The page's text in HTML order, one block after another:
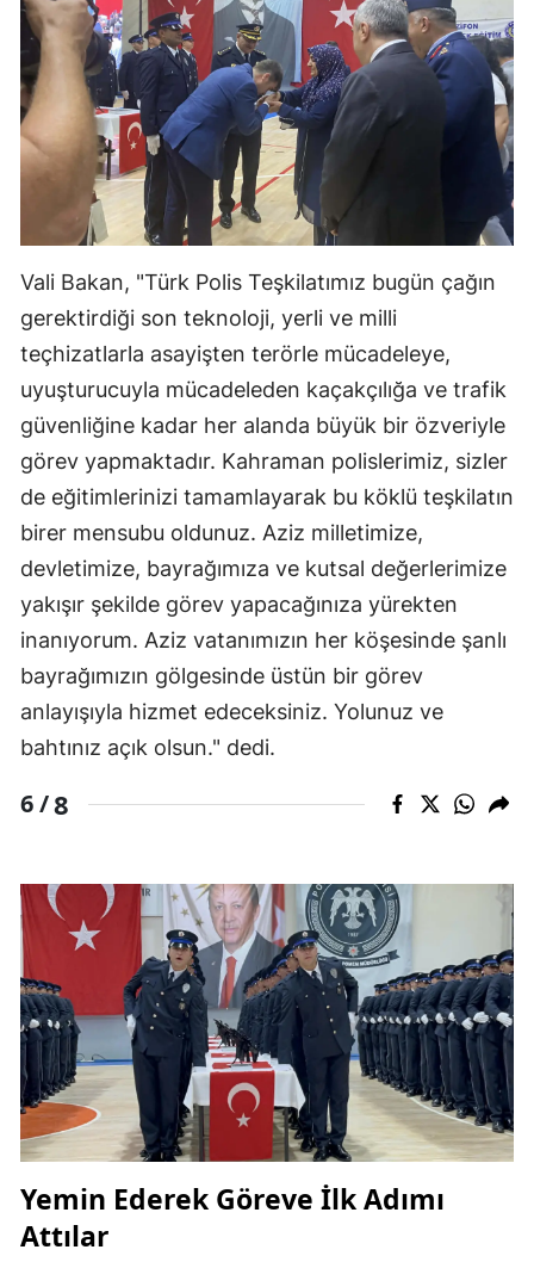
Vali Bakan, "Türk Polis Teşkilatımız bugün çağın
gerektirdiği son teknoloji, yerli ve milli
teçhizatlarla asayişten terörle mücadeleye,
uyuşturucuyla mücadeleden kaçakçılığa ve trafik
güvenliğine kadar her alanda büyük bir özveriyle
görev yapmaktadır. Kahraman polislerimiz, sizler
de eğitimlerinizi tamamlayarak bu köklü teşkilatın
birer mensubu oldunuz. Aziz milletimize,
devletimize, bayrağımıza ve kutsal değerlerimize
yakışır şekilde görev yapacağınıza yürekten
inanıyorum. Aziz vatanımızın her köşesinde şanlı
bayrağımızın gölgesinde üstün bir görev
anlayışıyla hizmet edeceksiniz. Yolunuz ve
bahtınız açık olsun." dedi.
6 /8
Yemin Ederek Göreve İlk Adımı
Attılar